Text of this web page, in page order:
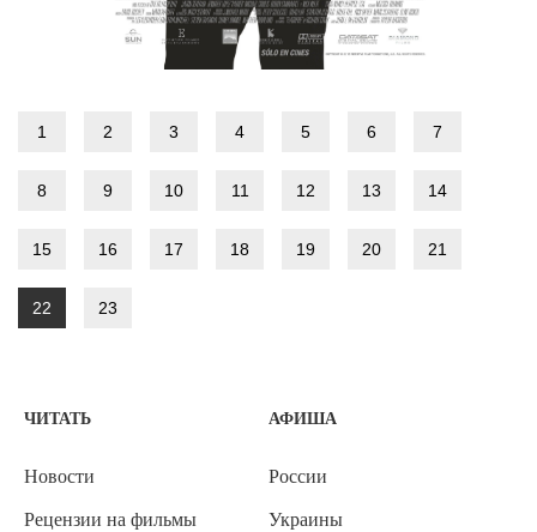
1 2 3 4 5 6 7
8 9 10 11 12 13 14
15 16 17 18 19 20 21
22 23
ЧИТАТЬ
Новости
Рецензии на фильмы
АФИША
России
Украины